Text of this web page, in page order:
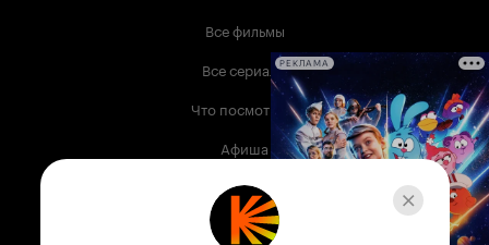
Все фильмы
Все сериалы
Что посмотреть
Афиша
Музыка
Телепрограмма
РЕКЛАМА